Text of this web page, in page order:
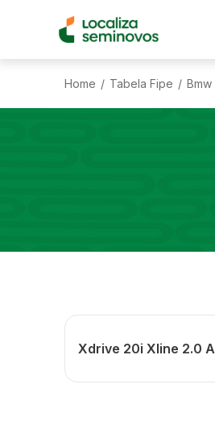
Home / Tabela Fipe / Bmw
Xdrive 20i Xline 2.0